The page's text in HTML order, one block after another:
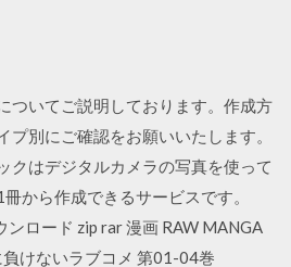
ついてご説明しております。作成方
プ別にご確認をお願いいたします。
クはデジタルカメラの写真を使って
から作成できるサービスです。
ロード zip rar 漫画 RAW MANGA
けないラブコメ 第01-04巻